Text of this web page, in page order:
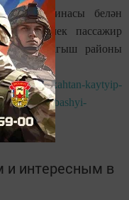
машинасы белән
56 яшьлек пассажир
Чакмагыш районы
8719-nikahtan-kaytyip-
bashyi-
интересным в